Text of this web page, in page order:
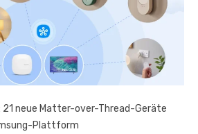
21 neue Matter-over-Thread-Geräte
Plattform